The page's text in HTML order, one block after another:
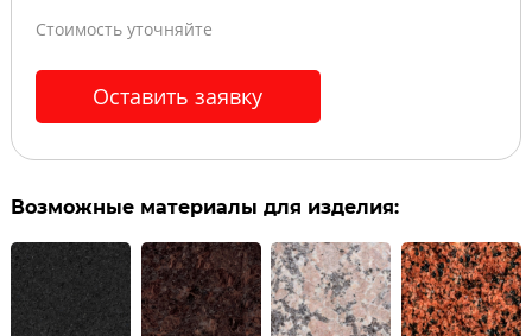
Стоимость уточняйте
Оставить заявку
Возможные материалы для изделия: